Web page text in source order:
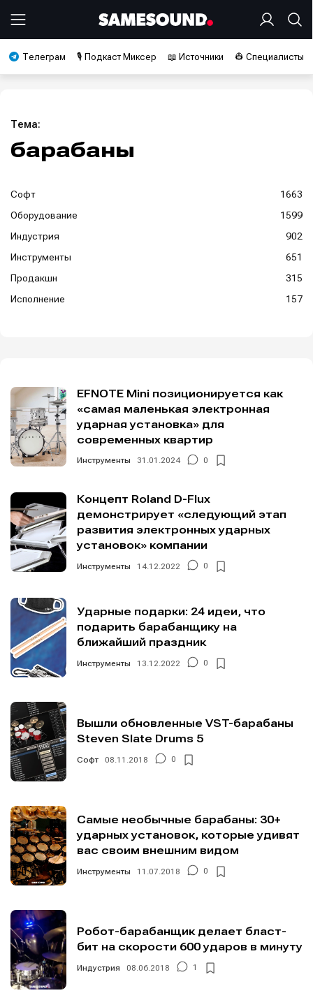
Телеграм 🎙️ Подкаст Миксер 📖 Источники 👷 Специалисты
Тема:
барабаны
Софт
1663
Оборудование
1599
Индустрия
902
Инструменты
651
Продакшн
315
Исполнение
157
EFNOTE Mini позиционируется как
«самая маленькая электронная
ударная установка» для
современных квартир
Инструменты 31.01.2024 0
Концепт Roland D-Flux
демонстрирует «следующий этап
развития электронных ударных
установок» компании
Инструменты 14.12.2022 0
Ударные подарки: 24 идеи, что
подарить барабанщику на
ближайший праздник
Инструменты 13.12.2022 0
Вышли обновленные VST-барабаны
Steven Slate Drums 5
Софт 08.11.2018 0
Самые необычные барабаны: 30+
ударных установок, которые удивят
вас своим внешним видом
Инструменты 11.07.2018 0
Робот-барабанщик делает бласт-
бит на скорости 600 ударов в минуту
Индустрия 08.06.2018 1